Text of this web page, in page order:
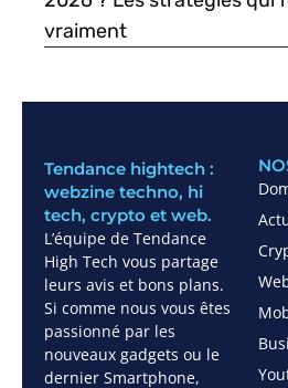
vraiment
Tendance hightech :
webzine techno, hi
tech, crypto et web.
L’équipe de Tendance
High Tech vous partage
leurs avis et bons plans.
Si comme nous vous êtes
passionné par les
nouveaux gadgets ou le
dernier Smartphone,